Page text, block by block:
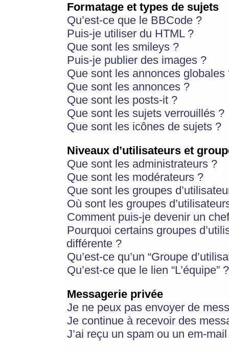
Formatage et types de sujets
Qu’est-ce que le BBCode ?
Puis-je utiliser du HTML ?
Que sont les smileys ?
Puis-je publier des images ?
Que sont les annonces globales
Que sont les annonces ?
Que sont les posts-it ?
Que sont les sujets verrouillés ?
Que sont les icônes de sujets ?
Niveaux d’utilisateurs et
Que sont les administrateurs ?
Que sont les modérateurs ?
Que sont les groupes
Où sont les groupes
Comment puis-je devenir un
Pourquoi certains groupes
différente ?
Qu’est-ce qu’un “Groupe
Qu’est-ce que le lien “L’équipe” ?
Messagerie privée
Je ne peux pas envoyer de
Je continue à recevoir des
J’ai reçu un spam ou un em-